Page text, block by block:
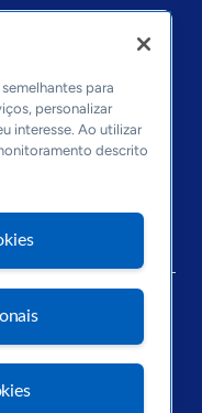
para
personalizar
interesse. Ao utilizar
descrito